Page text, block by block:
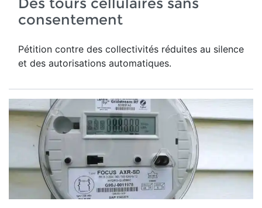
consentement
Pétition contre des collectivités réduites au silence
et des autorisations automatiques.